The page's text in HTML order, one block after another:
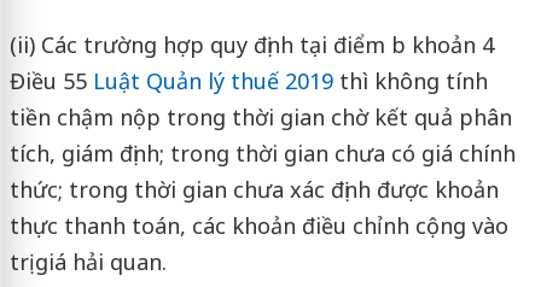
(ii) Các trường hợp quy định tại điểm b khoản 4
Điều 55 Luật Quản lý thuế 2019thì không tính
tiền chậm nộp trong thời gian chờ kết quả phân
tích, giám định; trong thời gian chưa có giá chính
thức; trong thời gian chưa xác định được khoản
thực thanh toán, các khoản điều chỉnh cộng vào
trị giá hải quan.